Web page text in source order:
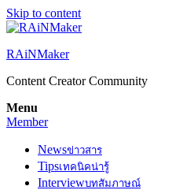
Skip to content
RAiNMaker
Content Creator Community
Menu
Member
Newsข่าวสาร
Tipsเทคนิคน่ารู้
Interviewบทสัมภาษณ์